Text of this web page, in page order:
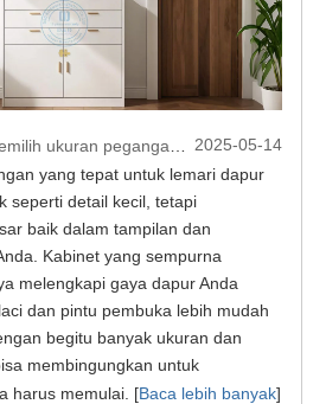
pegangan untuk lemari dapur?
yang tepat untuk lemari dapur
seperti detail kecil, tetapi
baik dalam tampilan dan
Kabinet yang sempurna
melengkapi gaya dapur Anda
dan pintu pembuka lebih mudah
begitu banyak ukuran dan
membingungkan untuk
harus memulai. [Baca lebih banyak]
2025-05-14